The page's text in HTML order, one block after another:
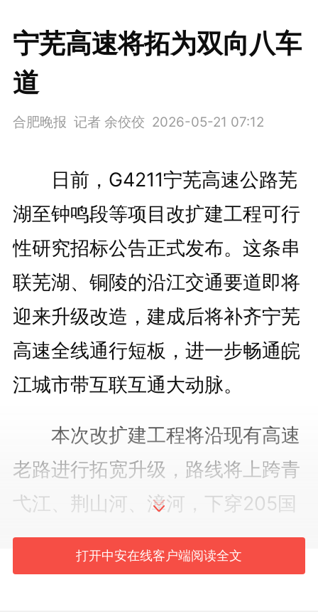
宁芜高速将拓为双向八车
道
合肥晚报 记者 余佼佼 2026-05-21 07:12
日前，G4211宁芜高速公路芜
湖至钟鸣段等项目改扩建工程可行
性研究招标公告正式发布。这条串
联芜湖、铜陵的沿江交通要道即将
迎来升级改造，建成后将补齐宁芜
高速全线通行短板，进一步畅通皖
江城市带互联互通大动脉。
本次改扩建工程将沿现有高速
老路进行拓宽升级，路线将上跨青
弋江、荆山河、漳河，下穿205国
道、商合杭高铁等重要交通干线，
路线全长约55.4公里，按双向八车
打开中安在线客户端阅读全文